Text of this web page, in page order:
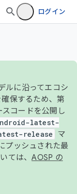
ログイン
ルに沿ってエコシ
保するため、第
コードを公開し
latest-
release
マ
プッシュされた最
ては、AOSP の